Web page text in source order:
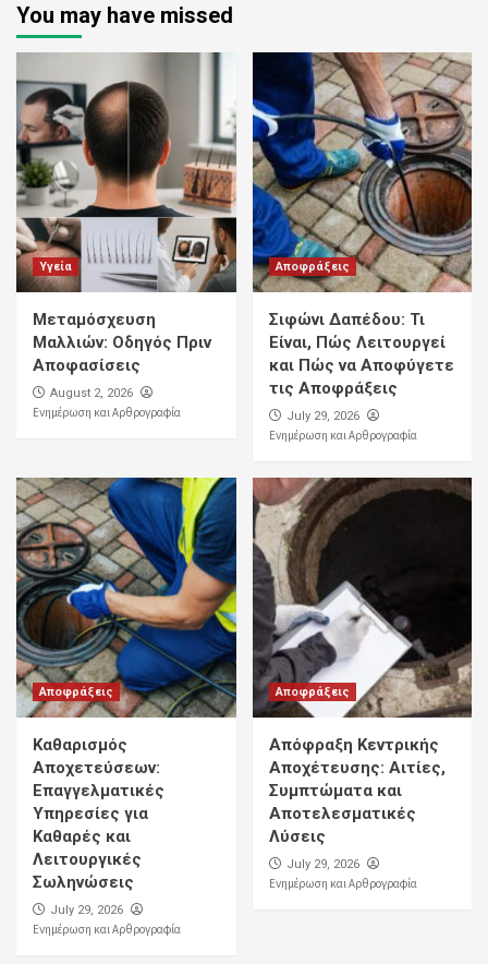
You may have missed
Υγεία
Μεταμόσχευση
Μαλλιών: Οδηγός Πριν
Αποφασίσεις
August 2, 2026
Ενημέρωση και Αρθρογραφία
Αποφράξεις
Σιφώνι Δαπέδου: Τι
Είναι, Πώς Λειτουργεί
και Πώς να Αποφύγετε
τις Αποφράξεις
July 29, 2026
Ενημέρωση και Αρθρογραφία
Αποφράξεις
Καθαρισμός
Αποχετεύσεων:
Επαγγελματικές
Υπηρεσίες για
Καθαρές και
Λειτουργικές
Σωληνώσεις
July 29, 2026
Ενημέρωση και Αρθρογραφία
Αποφράξεις
Απόφραξη Κεντρικής
Αποχέτευσης: Αιτίες,
Συμπτώματα και
Αποτελεσματικές
Λύσεις
July 29, 2026
Ενημέρωση και Αρθρογραφία